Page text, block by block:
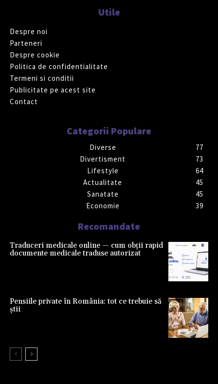
Utile
Despre noi
Parteneri
Despre cookie
Politica de confidentialitate
Termeni si conditii
Publicitate pe acest site
Contact
Categorii Populare
Diverse
77
Divertisment
73
Lifestyle
64
Actualitate
45
Sanatate
45
Economie
39
Recomandate
Traduceri medicale online — cum obții rapid
documente medicale traduse autorizat
Pensiile private în România: tot ce trebuie să
știi